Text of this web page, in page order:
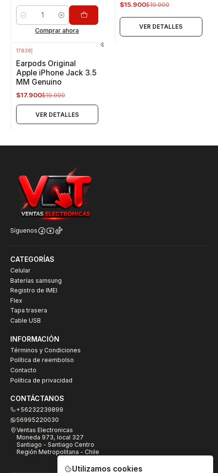
Cantidad
Comprar ahora
$15.900$19.900
VER DETALLES
No disponible
17838
Earpods Original
Apple iPhone Jack 3.5
MM Genuino
$17.900$19.900
VER DETALLES
Síguenos
CATEGORÍAS
Celular
Baterías samsung
Registro de IMEI
Flex
Tapa trasera
Cable USB
INFORMACIÓN
Términos y Condiciones
Política de reembolso
Contacto
Política de privacidad
CONTÁCTANOS
+56232239899
56995220030
Ventas Electronicas
Moneda 973, local 327
Santiago - Santiago Centro
Región Metropolitana - Chile
Utilizamos cookies